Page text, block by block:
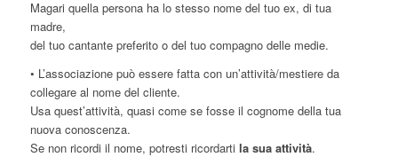
Magari quella persona ha lo stesso nome del tuo ex, di tua
madre,
del tuo cantante preferito o del tuo compagno delle medie.
• L’associazione può essere fatta con un’attività/mestiere da
collegare al nome del cliente.
Usa quest’attività, quasi come se fosse il cognome della tua
nuova conoscenza.
Se non ricordi il nome, potresti ricordarti la sua attività.